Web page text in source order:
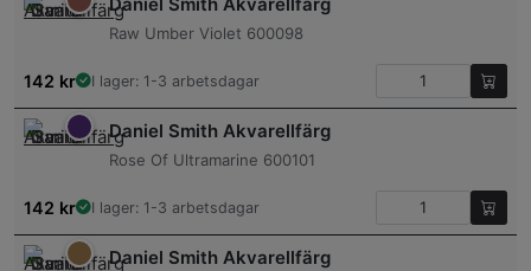
Raw Umber Violet 600098
142 kr I lager: 1-3 arbetsdagar
Daniel Smith Akvarellfärg
Rose Of Ultramarine 600101
142 kr I lager: 1-3 arbetsdagar
Daniel Smith Akvarellfärg